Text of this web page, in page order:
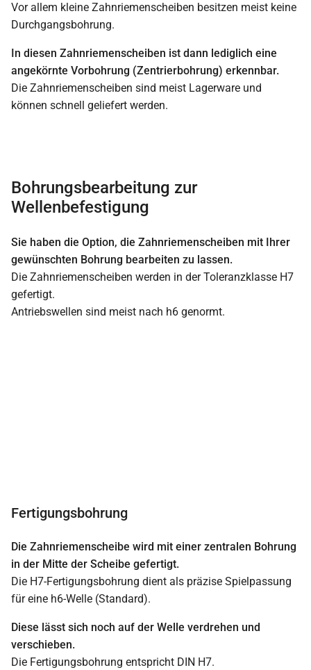
Vor allem kleine Zahnriemenscheiben besitzen meist keine
Durchgangsbohrung.
In diesen Zahnriemenscheiben ist dann lediglich eine
angekörnte Vorbohrung (Zentrierbohrung) erkennbar.
Die Zahnriemenscheiben sind meist Lagerware und
können schnell geliefert werden.
Bohrungsbearbeitung zur
Wellenbefestigung
Sie haben die Option, die Zahnriemenscheiben mit Ihrer
gewünschten Bohrung bearbeiten zu lassen.
Die Zahnriemenscheiben werden in der Toleranzklasse H7
gefertigt.
Antriebswellen sind meist nach h6 genormt.
Fertigungsbohrung
Die Zahnriemenscheibe wird mit einer zentralen Bohrung
in der Mitte der Scheibe gefertigt.
Die H7-Fertigungsbohrung dient als präzise Spielpassung
für eine h6-Welle (Standard).
Diese lässt sich noch auf der Welle verdrehen und
verschieben.
Die Fertigungsbohrung entspricht DIN H7.